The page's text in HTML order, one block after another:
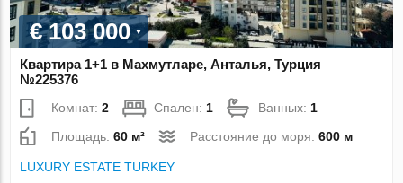
€ 103 000
Квартира 1+1 в Махмутларе, Анталья, Турция
№225376
Комнат:2 Спален: 1 Ванных: 1
Площадь:60 м² Расстояние до моря:600 м
LUXURY ESTATE TURKEY